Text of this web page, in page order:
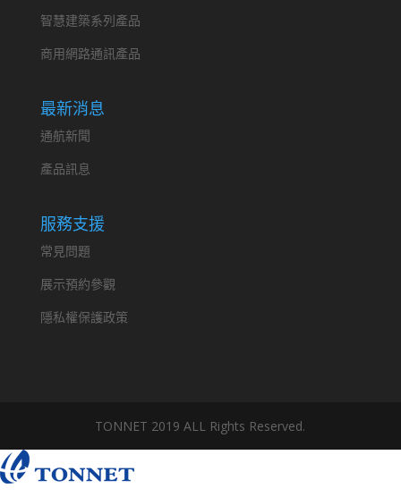
智慧建築系列產品
商用網路通訊產品
最新消息
通航新聞
產品訊息
服務支援
常見問題
展示預約參觀
隱私權保護政策
TONNET 2019 ALL Rights Reserved.